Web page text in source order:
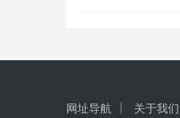
网址导航 关于我们